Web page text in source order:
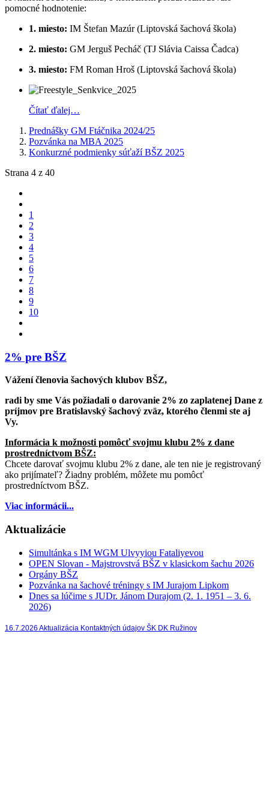
pomocné hodnotenie:
1. miesto: IM Štefan Mazúr (Liptovská šachová škola)
2. miesto: GM Jerguš Pecháč (TJ Slávia Caissa Čadca)
3. miesto: FM Roman Hroš (Liptovská šachová škola)
Čítať ďalej…
Prednášky GM Ftáčnika 2024/25
Pozvánka na MBA 2025
Konkurzné podmienky súťaží BŠZ 2025
Strana 4 z 40
1
2
3
4
5
6
7
8
9
10
2% pre BŠZ
Vážení členovia šachových klubov BŠZ,
radi by sme Vás požiadali o darovanie 2% zo zaplatenej Dane z
príjmov pre Bratislavský šachový zväz, ktorého členmi ste aj
Vy.
Informácia k možnosti pomôcť svojmu klubu 2% z dane
prostredníctvom BŠZ:
Chcete darovať svojmu klubu 2% z dane, ale ten nie je registrovaný
ako prijímateľ? Žiadny problém, môžete mu pomôcť
prostredníctvom BŠZ.
Viac informácii...
Aktualizácie
Simultánka s IM WGM Ulvyyiou Fataliyevou
OPEN Slovan - Majstrovstvá BŠZ v klasickom šachu 2026
Orgány BŠZ
Pozvánka na šachové tréningy s IM Jurajom Lipkom
Dnes sa lúčime s JUDr. Jánom Durajom (2. 1. 1951 – 3. 6.
2026)
16.7.2026 Aktualizácia Kontaktných údajov ŠK DK Ružinov